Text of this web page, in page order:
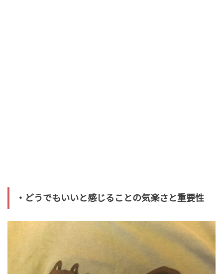
・どうでもいいと感じることの気楽さと重要性